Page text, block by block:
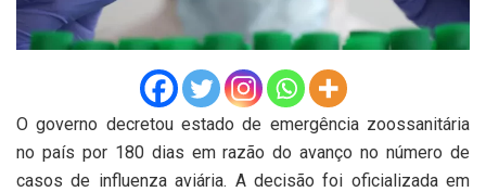
O governo decretou estado de emergência zoossanitária
no país por 180 dias em razão do avanço no número de
casos de influenza aviária. A decisão foi oficializada em